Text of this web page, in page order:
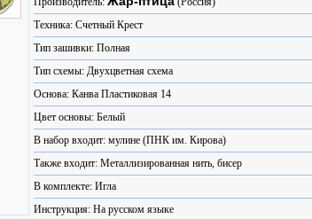
Техника: Счетный Крест
Тип зашивки: Полная
Тип схемы: Двухцветная схема
Основа: Канва Пластиковая 14
Цвет основы: Белый
В набор входит: мулине (ПНК им. Кирова)
Также входит: Металлизированная нить, бисер
В комплекте: Игла
Инструкция: На русском языке